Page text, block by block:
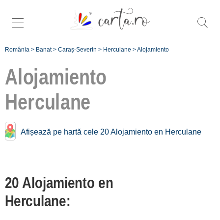
România > Banat> Caraș-Severin > Herculane >Alojamiento
Alojamiento
Herculane
Afișează pe hartă cele 20 Alojamiento en Herculane
20 Alojamiento en
Herculane:
Alojamiento cerca de
Eftimie Murgu
[1 offers a 39.6 km]
Munții Semenic